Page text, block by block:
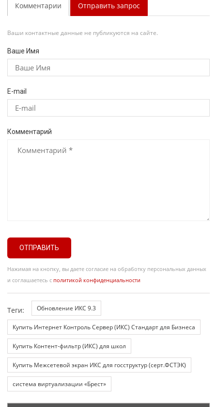
Комментарии Отправить запрос
Ваши контактные данные не публикуются на сайте.
Ваше Имя
E-mail
Комментарий
ОТПРАВИТЬ
Нажимая на кнопку, вы даете согласие на обработку персональных данных
и соглашаетесь с политикой конфиденциальности
Теги: Обновление ИКС 9.3
Купить Интернет Контроль Сервер (ИКС) Стандарт для Бизнеса
Купить Контент-фильтр (ИКС) для школ
Купить Межсетевой экран ИКС для госструктур (серт.ФСТЭК)
система виртуализации «Брест»